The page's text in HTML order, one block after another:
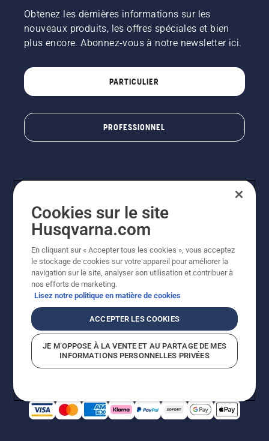
Obtenez les dernières informations sur les
nouveaux produits, les offres spéciales et bien
plus encore. Abonnez-vous à notre newsletter ici.
PARTICULIER
PROFESSIONNEL
© Husqvarna AB (publ). Tous droits réservés. Les prix
indiqués sont à titre indicatif de Husqvarna Schweiz AG
aux revendeurs participants, prix en CHF, TVA 8,1 % et
TAR incluses. Sous réserve de modification. Tous les
prix indiqués sont des prix de vente recommandés (TVA
incluse), sauf si le produit est disponible pour un achat
Politique relative aux cookiesConditions d'utilisation
Avis de confidentialitéImpressionCGVL Shop en ligne
Signalement de violations présumées
Cookies sur le site
Husqvarna.com
En cliquant sur « Accepter tous les cookies », vous acceptez
le stockage de cookies sur votre appareil pour améliorer la
navigation sur le site, analyser son utilisation et contribuer à
nos efforts de marketing.
Lisez notre politique en matière de cookies
ACCEPTER LES COOKIES
JE M’OPPOSE À LA VENTE ET AU PARTAGE DE MES
INFORMATIONS PERSONNELLES PRIVÉES